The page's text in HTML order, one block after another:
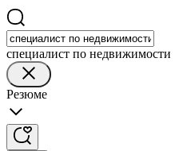
специалист по недвижимости
Резюме